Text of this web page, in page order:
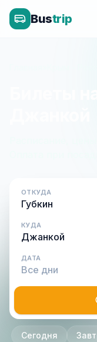
Bustrip
Билеты
Расписание,
Оплата при
ОТКУДА
КУДА
ДАТА
Сегодня